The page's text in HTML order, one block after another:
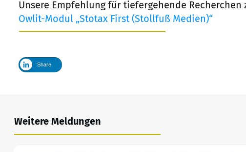
Unsere Empfehlung für tiefergehende Recherchen
Owlit-Modul „Stotax First (Stollfuß Medien)“
Share
Weitere Meldungen